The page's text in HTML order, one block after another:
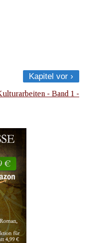
Kapitel vor ›
- Band 1 -